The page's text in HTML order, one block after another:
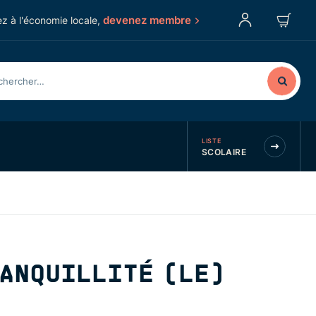
à l'économie locale, devenez membre
LISTE
SCOLAIRE
(LE)